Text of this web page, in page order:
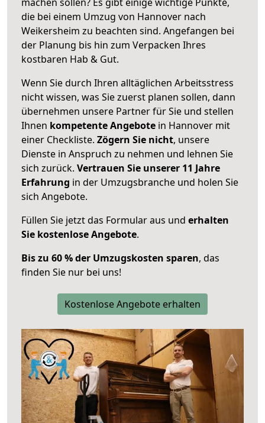
die bei einem Umzug von Hannover nach
Weikersheim zu beachten sind. Angefangen bei
der Planung bis hin zum Verpacken Ihres
kostbaren Hab & Gut.
Wenn Sie durch Ihren alltäglichen Arbeitsstress
nicht wissen, was Sie zuerst planen sollen, dann
übernehmen unsere Partner für Sie und stellen
Ihnen kompetente Angebote in Hannover mit
einer Checkliste. Zögern Sie nicht, unsere
Dienste in Anspruch zu nehmen und lehnen Sie
sich zurück. Vertrauen Sie unserer 11 Jahre
Erfahrung in der Umzugsbranche und holen Sie
sich Angebote.
Füllen Sie jetzt das Formular aus und erhalten
Sie kostenlose Angebote.
Bis zu 60 % der Umzugskosten sparen, das
finden Sie nur bei uns!
Kostenlose Angebote erhalten